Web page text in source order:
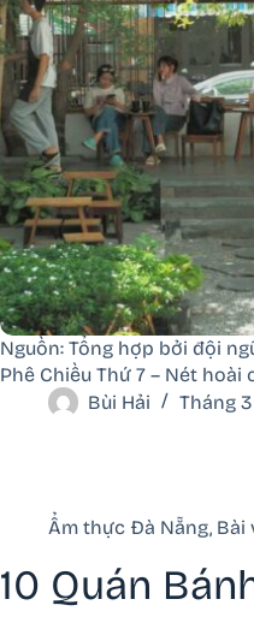
Nguồn: Tổng hợp bởi đội
Phê Chiều Thứ 7 – Nét
Bùi Hải
Tháng 3
Ẩm thực Đà Nẵng, Bài
10 Quán